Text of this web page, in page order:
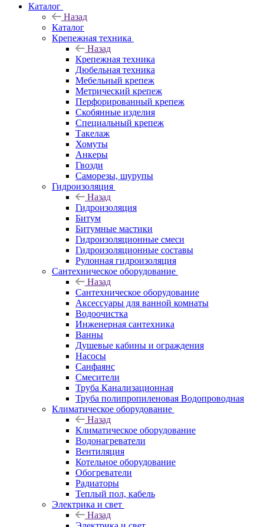
Каталог
Назад
Каталог
Крепежная техника
Назад
Крепежная техника
Дюбельная техника
Мебельный крепеж
Метрический крепеж
Перфорированный крепеж
Скобянные изделия
Специальный крепеж
Такелаж
Хомуты
Анкеры
Гвозди
Саморезы, шурупы
Гидроизоляция
Назад
Гидроизоляция
Битум
Битумные мастики
Гидроизоляционные смеси
Гидроизоляционные составы
Рулонная гидроизоляция
Сантехническое оборудование
Назад
Сантехническое оборудование
Аксессуары для ванной комнаты
Водоочистка
Инженерная сантехника
Ванны
Душевые кабины и ограждения
Насосы
Санфаянс
Смесители
Труба Канализационная
Труба полипропиленовая Водопроводная
Климатическое оборудование
Назад
Климатическое оборудование
Водонагреватели
Вентиляция
Котельное оборудование
Обогреватели
Радиаторы
Теплый пол, кабель
Электрика и свет
Назад